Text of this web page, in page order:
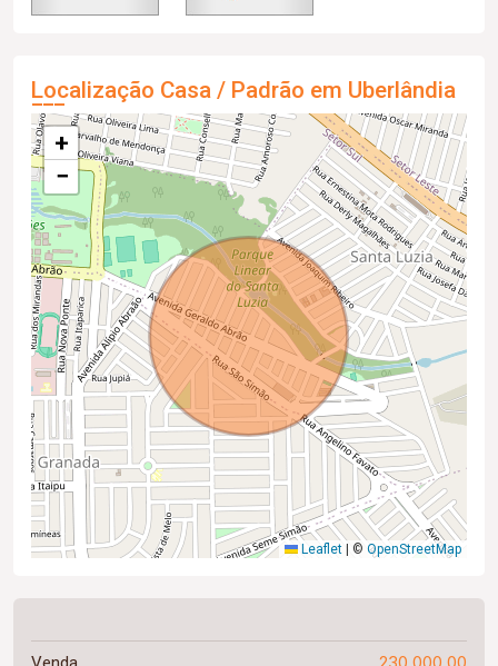
Localização Casa / Padrão em Uberlândia
+
−
Leaflet © OpenStreetMap